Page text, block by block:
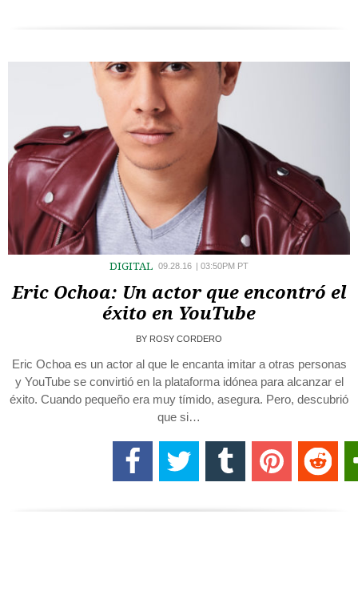
DIGITAL 09.28.16 03:50PM PT
Eric Ochoa: Un actor que encontró el
éxito en YouTube
BY ROSY CORDERO
Eric Ochoa es un actor al que le encanta imitar a otras personas
y YouTube se convirtió en la plataforma idónea para alcanzar el
éxito. Cuando pequeño era muy tímido, asegura. Pero, descubrió
que si…